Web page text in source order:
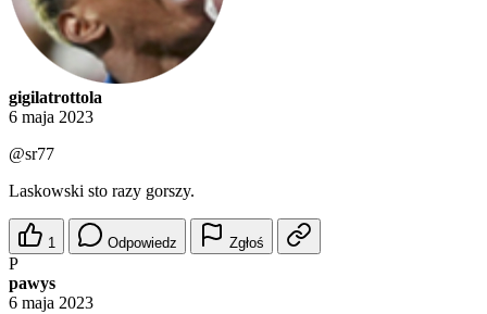
gigilatrottola
6 maja 2023
@sr77
Laskowski sto razy gorszy.
1 Odpowiedz Zgłoś
P
pawys
6 maja 2023